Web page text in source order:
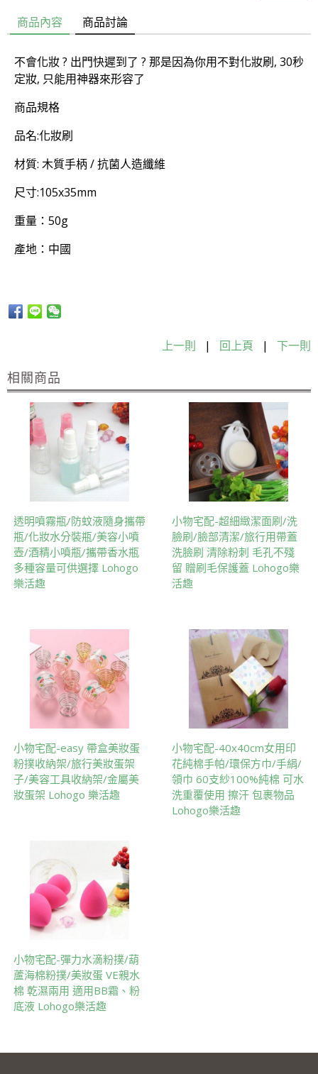
商品內容 商品討論
不會化妝 ? 出門快遲到了 ? 那是因為你用不對化妝刷, 30秒
定妝, 只能用神器來形容了
商品規格
品名:化妝刷
材質: 木質手柄 / 抗菌人造纖維
尺寸:105x35mm
重量：50g
產地：中國
上一則 | 回上頁 | 下一則
相關商品
透明噴霧瓶/防蚊液隨身攜帶
瓶/化妝水分裝瓶/美容小噴
壺/酒精小噴瓶/攜帶香水瓶
多種容量可供選擇 Lohogo
樂活趣
小物宅配-超細緻潔面刷/洗
臉刷/臉部清潔/旅行用帶蓋
洗臉刷 清除粉刺 毛孔不殘
留 贈刷毛保護蓋 Lohogo樂
活趣
小物宅配-easy 帶盒美妝蛋
粉撲收納架/旅行美妝蛋架
子/美容工具收納架/金屬美
妝蛋架 Lohogo 樂活趣
小物宅配-40x40cm女用印
花純棉手帕/環保方巾/手絹/
領巾 60支紗100%純棉 可水
洗重覆使用 擦汗 包裹物品
Lohogo樂活趣
小物宅配-彈力水滴粉撲/葫
蘆海棉粉撲/美妝蛋 VE親水
棉 乾濕兩用 適用BB霜、粉
底液 Lohogo樂活趣